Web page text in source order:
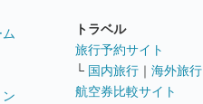
トラベル
旅行予約サイト
└ 国内旅行 ｜ 海外旅行
航空券比較サイト